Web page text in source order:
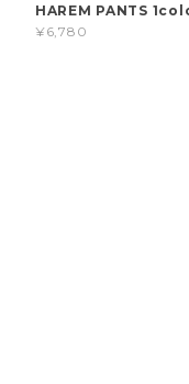
HAREM PANTS
¥6,780